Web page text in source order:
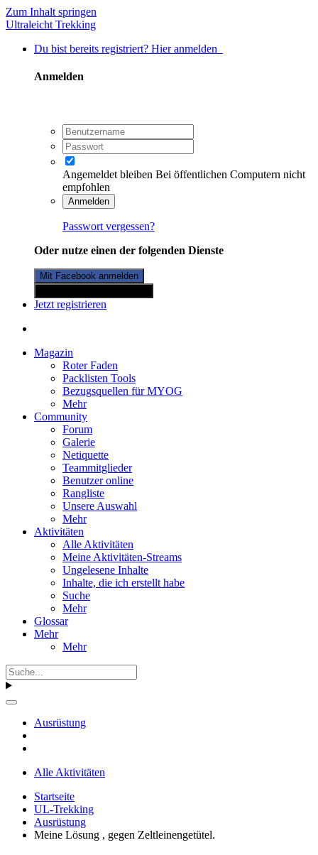
Zum Inhalt springen
Ultraleicht Trekking
Du bist bereits registriert? Hier anmelden
Anmelden
Angemeldet bleiben Bei öffentlichen Computern nicht
empfohlen
Anmelden
Passwort vergessen?
Oder nutze einen der folgenden Dienste
Mit Facebook anmelden
Jetzt registrieren
Magazin
Roter Faden
Packlisten Tools
Bezugsquellen für MYOG
Mehr
Community
Forum
Galerie
Netiquette
Teammitglieder
Benutzer online
Rangliste
Unsere Auswahl
Mehr
Aktivitäten
Alle Aktivitäten
Meine Aktivitäten-Streams
Ungelesene Inhalte
Inhalte, die ich erstellt habe
Suche
Mehr
Glossar
Mehr
Mehr
Ausrüstung
Alle Aktivitäten
Startseite
UL-Trekking
Ausrüstung
Meine Lösung , gegen Zeltleinengetütel.